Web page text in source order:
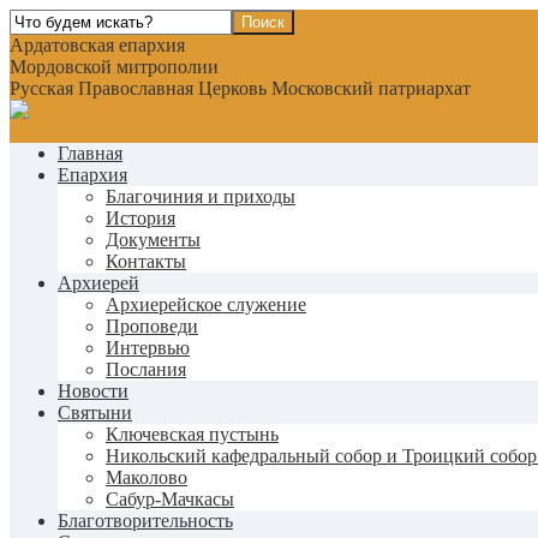
Ардатовская епархия
Мордовской митрополии
Русская Православная Церковь Московский патриархат
Главная
Епархия
Благочиния и приходы
История
Документы
Контакты
Архиерей
Архиерейское служение
Проповеди
Интервью
Послания
Новости
Святыни
Ключевская пустынь
Никольский кафедральный собор и Троицкий собор
Маколово
Сабур-Мачкасы
Благотворительность